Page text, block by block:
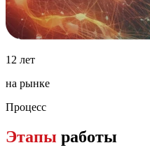
12 лет
на рынке
Процесс
Этапы работы